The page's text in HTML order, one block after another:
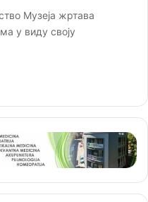
Музеја жртава
у виду своју